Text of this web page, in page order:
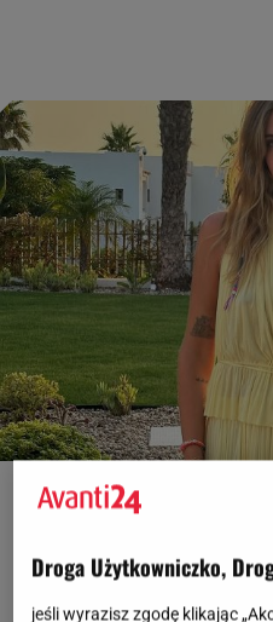
Fot. Instagram / @chiaraferragni
Droga Użytkowniczko,
jeśli wyrazisz zgodę klikając